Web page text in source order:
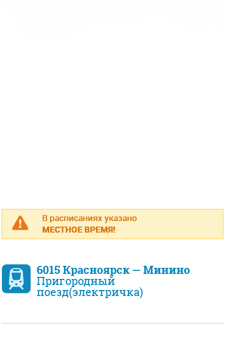
В расписаниях указано
МЕСТНОЕ ВРЕМЯ!
6015 Красноярск — Минино
Пригородный
поезд(электричка)